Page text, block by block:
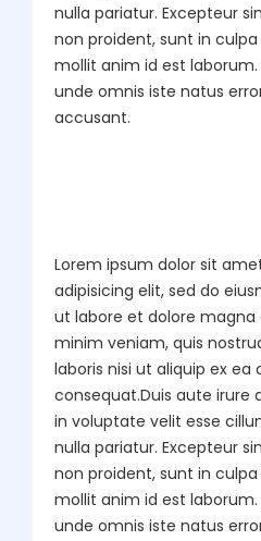
nulla pariatur. Excepteur
non proident, sunt in
mollit anim id est
unde omnis iste natus
accusant.
Lorem ipsum dolor sit
adipisicing elit, sed do
ut labore et dolore magna
minim veniam, quis
laboris nisi ut aliquip ex
consequat.Duis aute irure
in voluptate velit esse
nulla pariatur. Excepteur
non proident, sunt in
mollit anim id est
unde omnis iste natus